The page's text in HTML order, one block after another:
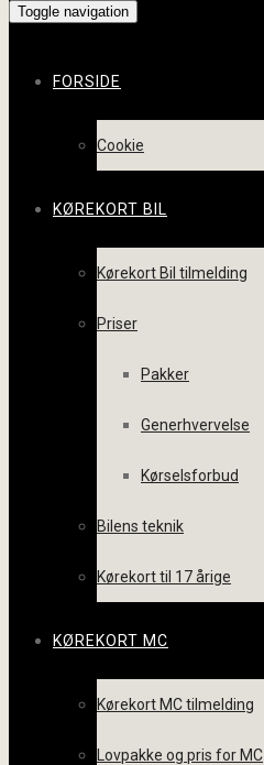
Toggle navigation
FORSIDE
Cookie
KØREKORT BIL
Kørekort Bil tilmelding
Priser
Pakker
Generhvervelse
Kørselsforbud
Bilens teknik
Kørekort til 17 årige
KØREKORT MC
Kørekort MC tilmelding
Lovpakke og pris for MC